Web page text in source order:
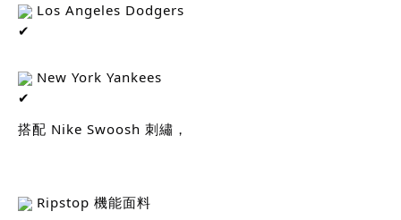
Los Angeles Dodgers
New York Yankees
搭配 Nike Swoosh 刺繡，
Ripstop 機能面料